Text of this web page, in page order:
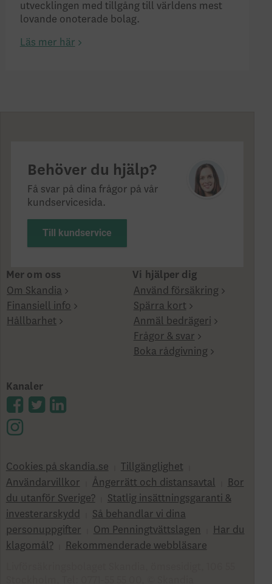
utvecklingen med tillgång till världens mest
lovande onoterade bolag.
Läs mer här
Behöver du hjälp?
Få svar på dina frågor på vår
kundservicesida.
Till kundservice
Mer om oss
Om Skandia
Finansiell info
Hållbarhet
Vi hjälper dig
Använd försäkring
Spärra kort
Anmäl bedrägeri
Frågor & svar
Boka rådgivning
Kanaler
Cookies på skandia.se
Tillgänglighet
Användarvillkor
Ångerrätt och distansavtal
Bor
du utanför Sverige?
Statlig insättningsgaranti &
investerar­skydd
Så behandlar vi dina
personuppgifter
Om Penningtvättslagen
Har du
klagomål?
Rekommenderade webbläsare